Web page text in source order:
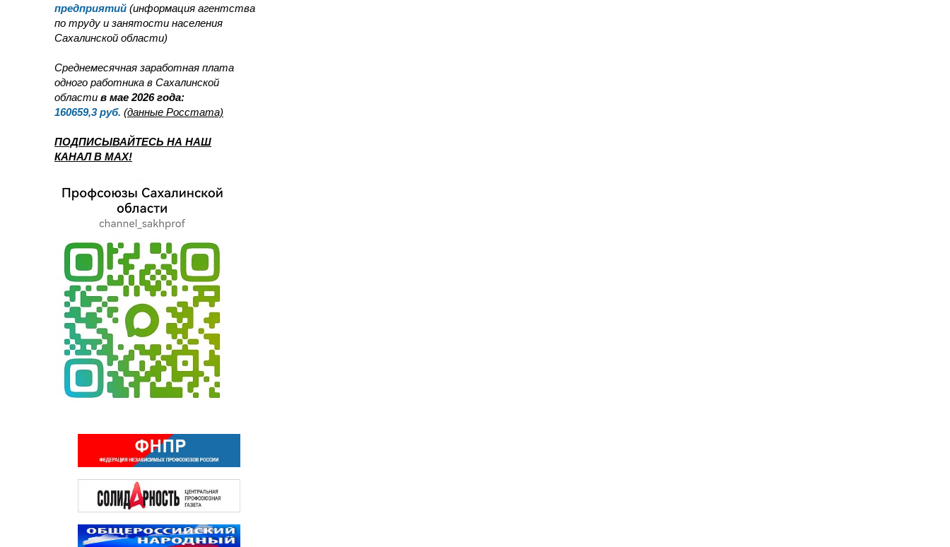
предприятий (информация агентства
по труду и занятости населения
Сахалинской области)
Среднемесячная заработная плата
одного работника в Сахалинской
области в мае 2026 года:
160659,3 руб. (данные Росстата)
ПОДПИСЫВАЙТЕСЬ НА НАШ
КАНАЛ В MAX!